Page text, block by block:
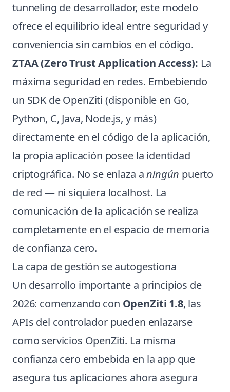
tunneling de desarrollador, este modelo
ofrece el equilibrio ideal entre seguridad y
conveniencia sin cambios en el código.
ZTAA (Zero Trust Application Access): La
máxima seguridad en redes. Embebiendo
un SDK de OpenZiti (disponible en Go,
Python, C, Java, Node.js, y más)
directamente en el código de la aplicación,
la propia aplicación posee la identidad
criptográfica. No se enlaza aningún puerto
de red — ni siquiera localhost. La
comunicación de la aplicación se realiza
completamente en el espacio de memoria
de confianza cero.
La capa de gestión se autogestiona
Un desarrollo importante a principios de
2026: comenzando con OpenZiti 1.8, las
APIs del controlador pueden enlazarse
como servicios OpenZiti. La misma
confianza cero embebida en la app que
asegura tus aplicaciones ahora asegura